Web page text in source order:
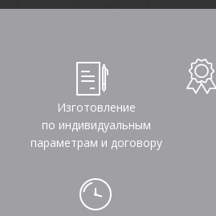
Изготовление
по индивидуальным
параметрам и договору